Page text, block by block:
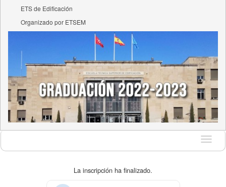
ETS de Edificación
Organizado por ETSEM
Idioma
La inscripción ha finalizado.